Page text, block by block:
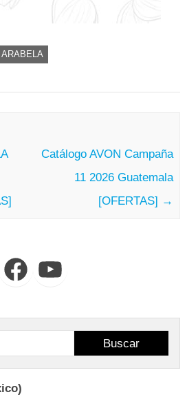
ARABELA
Catálogo AVON Campaña
11 2026 Guatemala
[OFERTAS] →
FacebookYouTube
Buscar